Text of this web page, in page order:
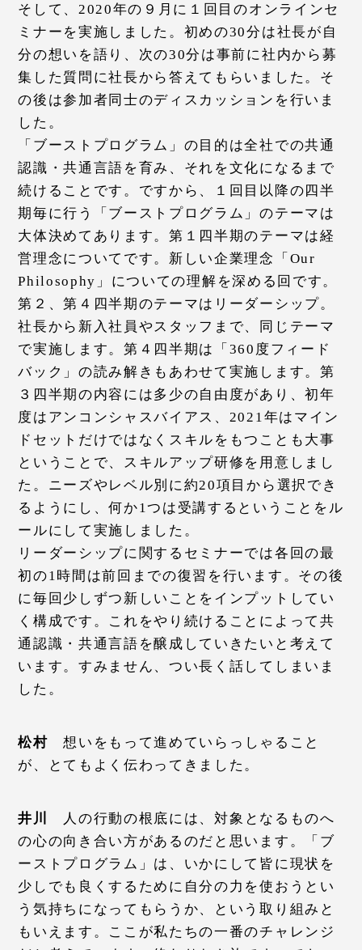
そして、2020年の９月に１回目のオンラインセ
ミナーを実施しました。初めの30分は社長が自
分の想いを語り、次の30分は事前に社内から募
集した質問に社長から答えてもらいました。そ
の後は参加者同士のディスカッションを行いま
した。
「ブーストプログラム」の目的は全社での共通
認識・共通言語を育み、それを文化になるまで
続けることです。ですから、１回目以降の四半
期毎に行う「ブーストプログラム」のテーマは
大体決めてあります。第１四半期のテーマは経
営理念についてです。新しい企業理念「Our
Philosophy」についての理解を深める回です。
第２、第４四半期のテーマはリーダーシップ。
社長から新入社員やスタッフまで、同じテーマ
で実施します。第４四半期は「360度フィード
バック」の読み解きもあわせて実施します。第
３四半期の内容には多少の自由度があり、初年
度はアンコンシャスバイアス、2021年はマイン
ドセットだけではなくスキルをもつことも大事
ということで、スキルアップ研修を用意しまし
た。ニーズやレベル別に約20項目から選択でき
るようにし、何か1つは受講するということをル
ールにして実施しました。
リーダーシップに関するセミナーでは各回の最
初の1時間は前回までの復習を行います。その後
に毎回少しずつ新しいことをインプットしてい
く構成です。これをやり続けることによって共
通認識・共通言語を醸成していきたいと考えて
います。すみません、つい長く話してしまいま
した。
松村 想いをもって進めていらっしゃること
が、とてもよく伝わってきました。
井川
人の行動の根底には、対象となるものへ
の心の向き合い方があるのだと思います。「ブ
ーストプログラム」は、いかにして皆に現状を
少しでも良くするために自分の力を使おうとい
う気持ちになってもらうか、という取り組みと
もいえます。ここが私たちの一番のチャレンジ